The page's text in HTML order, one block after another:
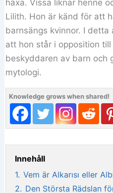
häxa. Vissa liknar henne
Lilith. Hon är känd för att
barnsängs kvinnor. I detta
att hon står i opposition till
beskyddaren av barn och
mytologi.
Knowledge grows when shared!
Innehåll
1. Vem är Alkarısı eller
2. Den Största Rädslan